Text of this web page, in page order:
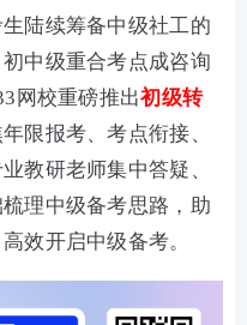
陆续筹备中级社工的
中级重合考点成咨询
网校重磅推出初级转
年限报考、考点衔接、
教研老师集中答疑、
理中级备考思路，助
效开启中级备考。